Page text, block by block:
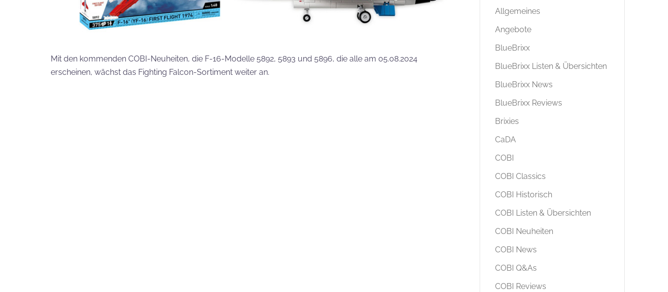
Mit den kommenden COBI-Neuheiten, die F-16-Modelle 5892, 5893 und 5896, die alle am 05.08.2024
erscheinen, wächst das Fighting Falcon-Sortiment weiter an.
Allgemeines
Angebote
BlueBrixx
BlueBrixx Listen & Übersichten
BlueBrixx News
BlueBrixx Reviews
Brixies
CaDA
COBI
COBI Classics
COBI Historisch
COBI Listen & Übersichten
COBI Neuheiten
COBI News
COBI Q&As
COBI Reviews